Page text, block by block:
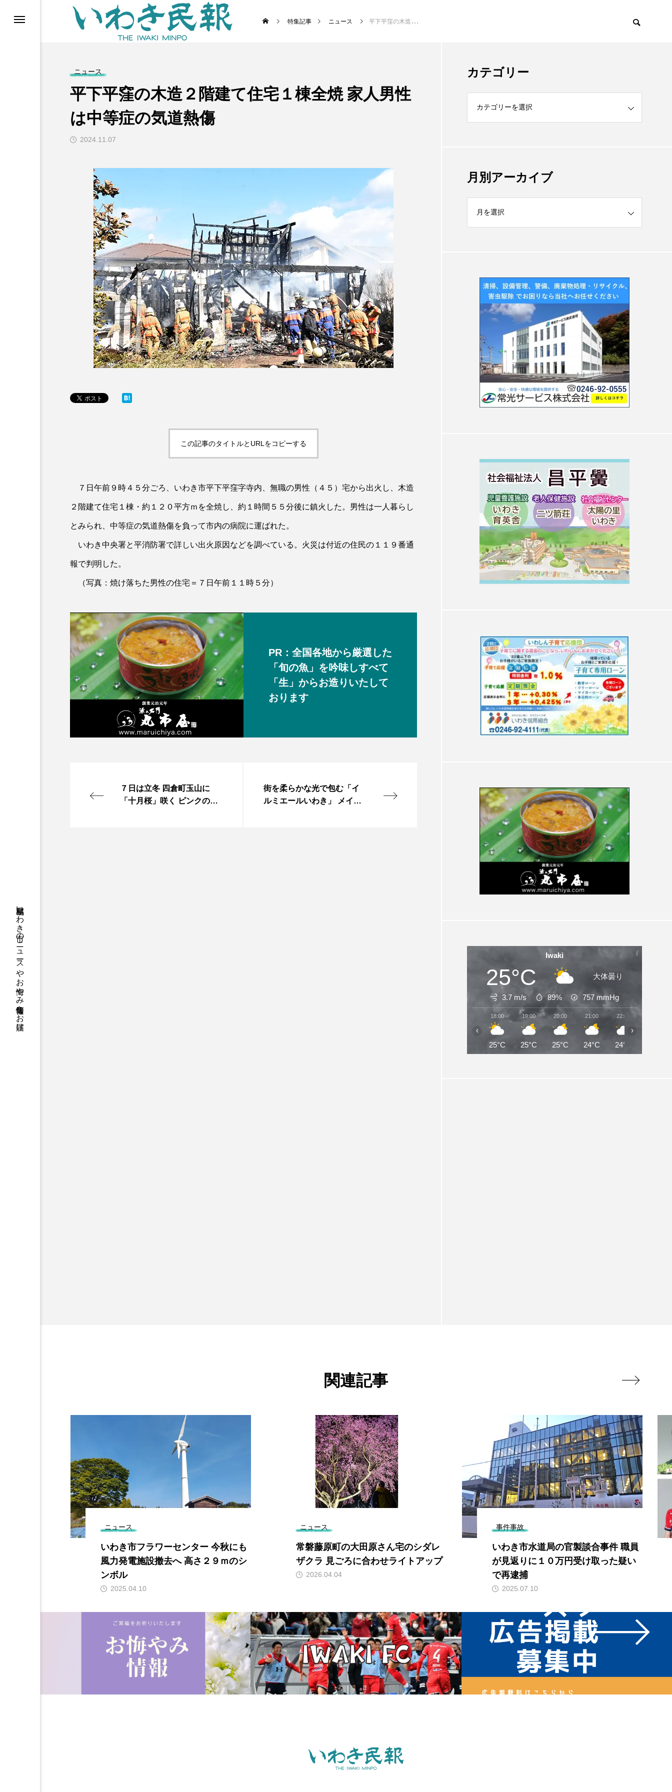
福島県いわき市のニュースやお悔やみ情報等をお届け
特集記事 ニュース 平下平窪の木造２階建て住宅１棟全焼 家人男性は中等症の気道熱傷
ニュース
平下平窪の木造２階建て住宅１棟全焼 家人男性
は中等症の気道熱傷
2024.11.07
この記事のタイトルとURLをコピーする
７日午前９時４５分ごろ、いわき市平下平窪字寺内、無職の男性（４５）宅から出火し、木造
２階建て住宅１棟・約１２０平方ｍを全焼し、約１時間５５分後に鎮火した。男性は一人暮らし
とみられ、中等症の気道熱傷を負って市内の病院に運ばれた。
いわき中央署と平消防署で詳しい出火原因などを調べている。火災は付近の住民の１１９番通
報で判明した。
（写真：焼け落ちた男性の住宅＝７日午前１１時５分）
PR：全国各地から厳選した
「旬の魚」を吟味しすべて
「生」からお造りいたして
おります
７日は立冬 四倉町玉山に
「十月桜」咲く ピンクの
街を柔らかな光で包む「イ
ルミエールいわき」 メイン
カテゴリー
月別アーカイブ
Iwaki
25°C 大体曇り
3.7 m/s 89% 757 mmHg
18:00
25°C
19:00
25°C
20:00
25°C
21:00
24°C
22:00
24°C
‹ ›
関連記事
ニュース
いわき市フラワーセンター 今秋にも
風力発電施設撤去へ 高さ２９ｍのシ
ンボル
2025.04.10
ニュース
常磐藤原町の大田原さん宅のシダレ
ザクラ 見ごろに合わせライトアップ
2026.04.04
事件事故
いわき市水道局の官製談合事件 職員
が見返りに１０万円受け取った疑い
で再逮捕
2025.07.10
